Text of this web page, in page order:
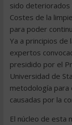
sido deteriorados
Costes de la
para poder
Ya a principios de
expertos
presidido por el
Universidad de
metodología
causadas por la
El núcleo de esta